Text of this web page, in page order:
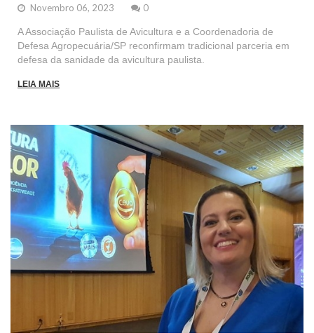
Novembro 06, 2023 0
A Associação Paulista de Avicultura e a Coordenadoria de
Defesa Agropecuária/SP reconfirmam tradicional parceria em
defesa da sanidade da avicultura paulista.
LEIA MAIS